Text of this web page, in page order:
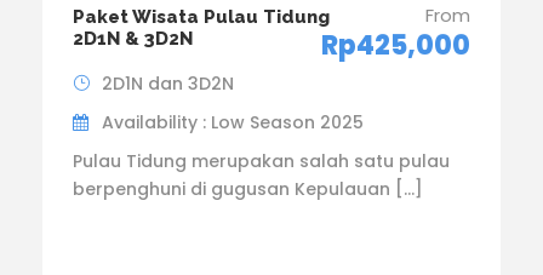
Paket Wisata Pulau Tidung
2D1N & 3D2N
From
Rp425,000
2D1N dan 3D2N
Availability : Low Season 2025
Pulau Tidung merupakan salah satu pulau
berpenghuni di gugusan Kepulauan […]